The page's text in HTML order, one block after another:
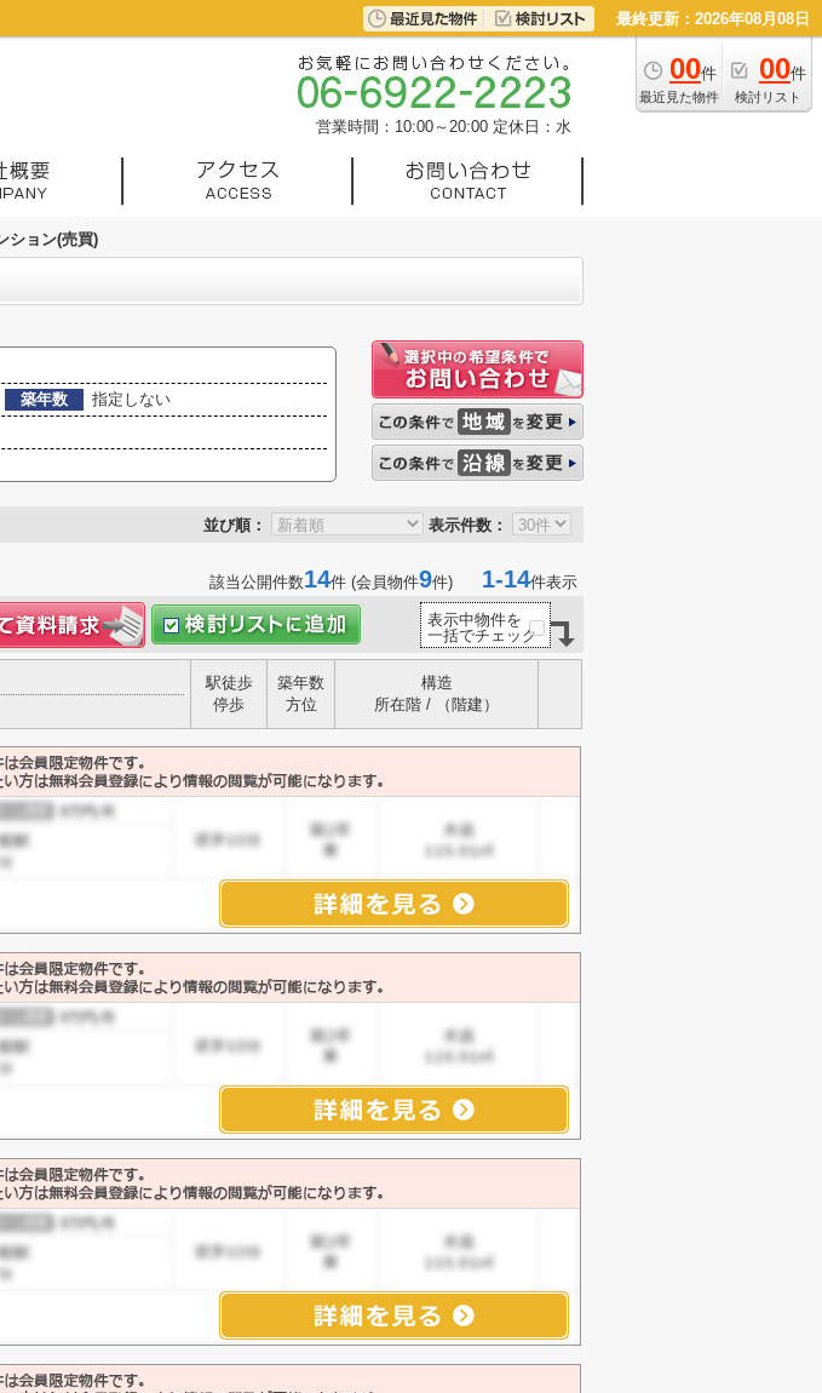
最終更新：2026年08月08日
00件
最近見た物件
00件
検討リスト
営業時間：10:00～20:00 定休日：水
ション(売買)
築年数
指定しない
並び順： 表示件数：
該当公開件数14件 (会員物件9件) 1-14件表示
表示中物件を
一括でチェック
駅徒歩
停歩
築年数
方位
構造
所在階 / （階建）